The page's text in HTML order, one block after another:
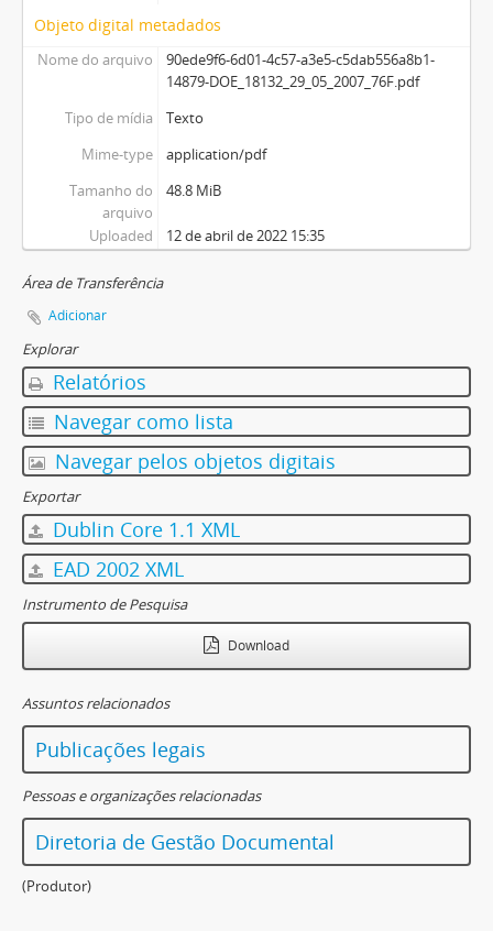
Objeto digital metadados
Nome do arquivo
90ede9f6-6d01-4c57-a3e5-c5dab556a8b1-
14879-DOE_18132_29_05_2007_76F.pdf
Tipo de mídia
Texto
Mime-type
application/pdf
Tamanho do
arquivo
48.8 MiB
Uploaded 12 de abril de 2022 15:35
Área de Transferência
Adicionar
Explorar
Relatórios
Navegar como lista
Navegar pelos objetos digitais
Exportar
Dublin Core 1.1 XML
EAD 2002 XML
Instrumento de Pesquisa
Download
Assuntos relacionados
Publicações legais
Pessoas e organizações relacionadas
Diretoria de Gestão Documental
(Produtor)